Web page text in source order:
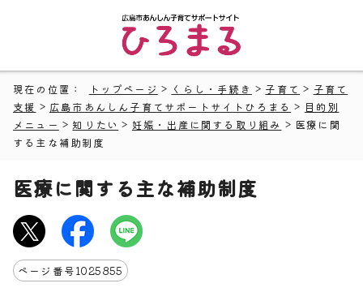
現在の位置： トップページ > くらし・手続き > 子育て > 子育て
支援 > 広島市あんしん子育てサポートサイトひろまる > 目的別
メニュー >知りたい > 妊娠・出産に関する取り組み > 医療に関
する主な補助制度
医療に関する主な補助制度
ページ番号1025855